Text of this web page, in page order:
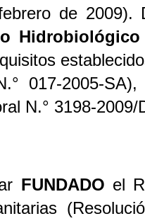
de 2009).
Hidrobiológico
017-2005-
N.° 3198-
FUNDADO el